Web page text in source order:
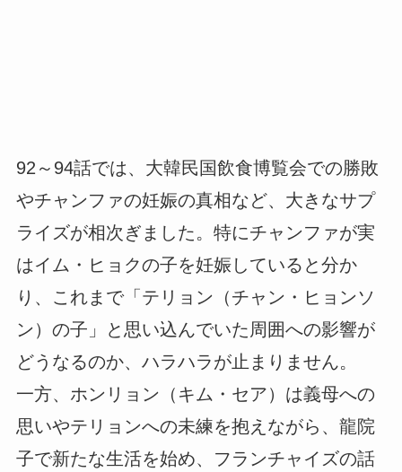
92～94話では、大韓民国飲食博覧会での勝敗
やチャンファの妊娠の真相など、大きなサプ
ライズが相次ぎました。特にチャンファが実
はイム・ヒョクの子を妊娠していると分か
り、これまで「テリョン（チャン・ヒョンソ
ン）の子」と思い込んでいた周囲への影響が
どうなるのか、ハラハラが止まりません。
一方、ホンリョン（キム・セア）は義母への
思いやテリョンへの未練を抱えながら、龍院
子で新たな生活を始め、フランチャイズの話